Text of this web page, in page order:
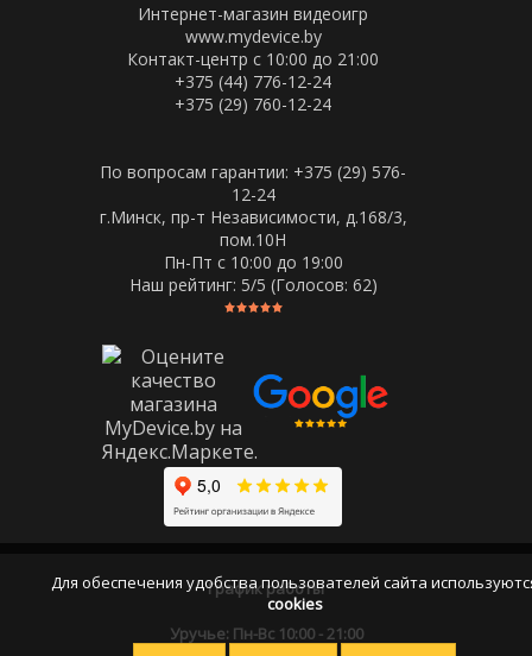
Интернет-магазин видеоигр
www.mydevice.by
Контакт-центр с 10:00 до 21:00
+375 (44) 776-12-24
+375 (29) 760-12-24
По вопросам гарантии: +375 (29) 576-
12-24
г.Минск, пр-т Независимости, д.168/3,
пом.10Н
Пн-Пт c 10:00 до 19:00
Наш рейтинг: 5/5 (Голосов: 62)
График работы
Уручье: Пн-Вс 10:00 - 21:00
Для обеспечения удобства пользователей сайта
cookies